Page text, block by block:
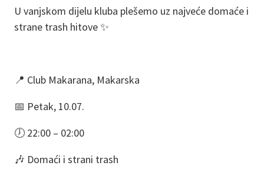
U vanjskom dijelu kluba plešemo uz najveće domaće i
strane trash hitove ✨
📍 Club Makarana, Makarska
📅 Petak, 10.07.
🕖 22:00 – 02:00
🎶 Domaći i strani trash